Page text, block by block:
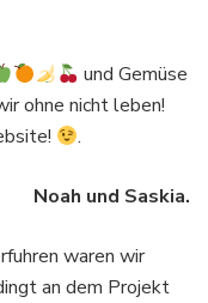
und Gemüse
ohne nicht leben!
.
Noah und Saskia.
waren wir
an dem Projekt